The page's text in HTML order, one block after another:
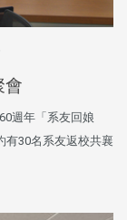
會
週年「系友回娘
有30名系友返校共襄